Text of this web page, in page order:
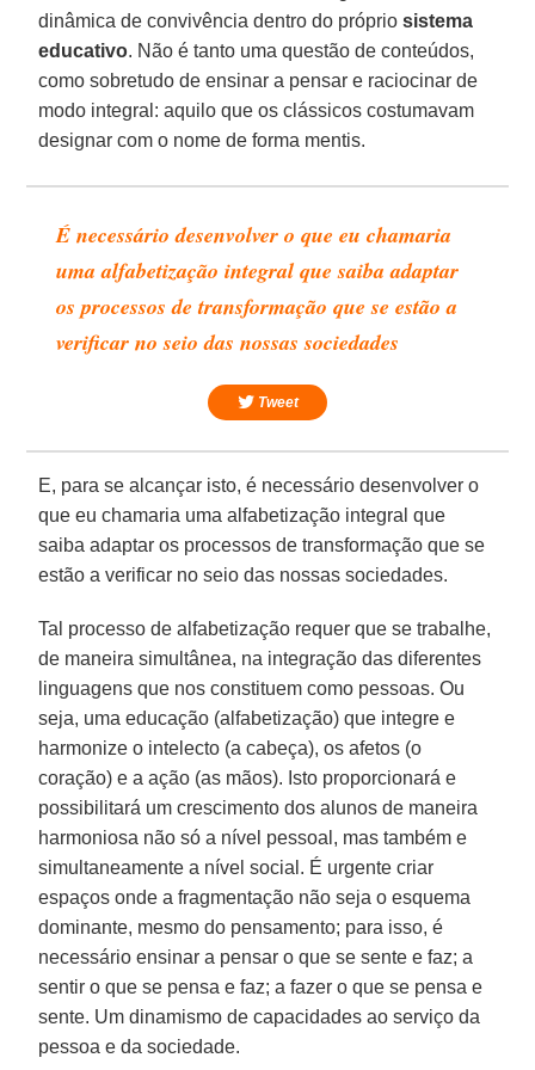
dinâmica de convivência dentro do própriosistema
educativo. Não é tanto uma questão de conteúdos,
como sobretudo de ensinar a pensar e raciocinar de
modo integral: aquilo que os clássicos costumavam
designar com o nome de forma mentis.
É necessário desenvolver o que eu chamaria
uma alfabetização integral que saiba adaptar
os processos de transformação que se estão a
verificar no seio das nossas sociedades
Tweet
E, para se alcançar isto, é necessário desenvolver o
que eu chamaria uma alfabetização integral que
saiba adaptar os processos de transformação que se
estão a verificar no seio das nossas sociedades.
Tal processo de alfabetização requer que se trabalhe,
de maneira simultânea, na integração das diferentes
linguagens que nos constituem como pessoas. Ou
seja, uma educação (alfabetização) que integre e
harmonize o intelecto (a cabeça), os afetos (o
coração) e a ação (as mãos). Isto proporcionará e
possibilitará um crescimento dos alunos de maneira
harmoniosa não só a nível pessoal, mas também e
simultaneamente a nível social. É urgente criar
espaços onde a fragmentação não seja o esquema
dominante, mesmo do pensamento; para isso, é
necessário ensinar a pensar o que se sente e faz; a
sentir o que se pensa e faz; a fazer o que se pensa e
sente. Um dinamismo de capacidades ao serviço da
pessoa e da sociedade.